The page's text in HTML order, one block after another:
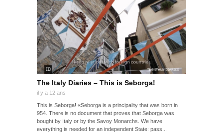
The Italy Diaries – This is Seborga!
il y a 12 ans
This is Seborga! «Seborga is a principality that was born in
954. There is no document that proves that Seborga was
bought by Italy or by the Savoy Monarchs. We have
everything is needed for an independent State: pass...